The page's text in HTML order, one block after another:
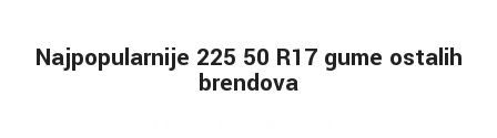
Najpopularnije 225 50 R17 gume ostalih
brendova